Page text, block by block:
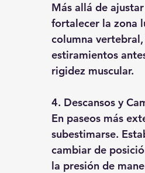
Más allá de
fortalecer la zona
columna
estiramientos
rigidez muscular.
4. Descansos y
En paseos más
subestimarse.
cambiar de
la presión de